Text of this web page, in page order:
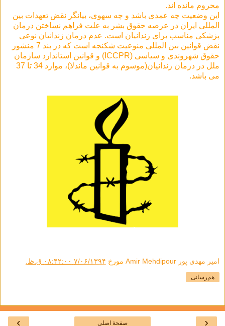
محروم مانده اند.
این وضعیت چه عمدی باشد و چه سهوی، بیانگر نقض تعهدات بین
المللی ایران در عرصه حقوق بشر به علت فراهم نساختن درمان
پزشکی مناسب برای زندانیان است. عدم درمان زندانیان نوعی
نقض قوانین بین المللی منوعیت شکنجه است که در بند 7 منشور
حقوق شهروندی و سیاسی (ICCPR) و قوانین استاندارد سازمان
ملل در درمان زندانیان(موسوم به قوانین ماندلا)، موارد 34 تا 37
می باشد.
امیر مهدی پور Amir Mehdipour مورخ ۷/۰۶/۱۳۹۴ ۰۸:۴۲:۰۰ ق.ظ.
هم‌رسانی
‹
› صفحهٔ اصلی